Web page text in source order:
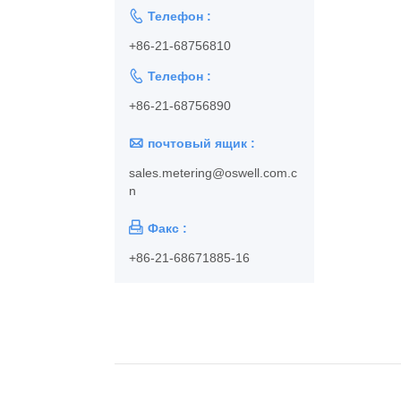
 Телефон :
+86-21-68756810
 Телефон :
+86-21-68756890
 почтовый ящик :
sales.metering@oswell.com.c
n
 Факс :
+86-21-68671885-16